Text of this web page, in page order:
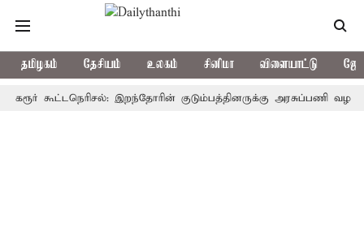
தமிழகம் தேசியம் உலகம் சினிமா விளையாட்டு
கூட்டநெரிசல்: இறந்தோரின் குடும்பத்தினருக்கு அரசுப்பணி வழக்கு;